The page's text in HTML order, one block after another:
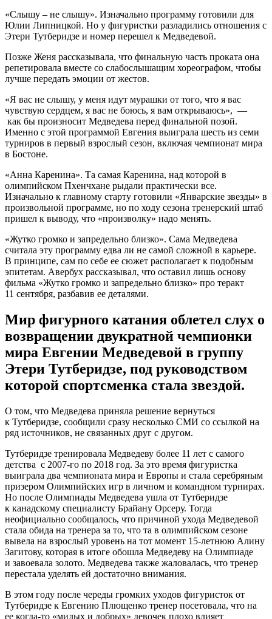
«Слышу – не слышу». Изначально программу готовили для
Юлии Липницкой. Но у фигуристки разладились отношения с
Этери Тутберидзе и номер перешел к Медведевой.
Позже Женя рассказывала, что финальную часть проката она
репетировала вместе со слабослышащим хореографом, чтобы
лучше передать эмоции от жестов.
«Я вас не слышу, у меня идут мурашки от того, что я вас
чувствую сердцем, я вас не боюсь, я вам открываюсь», —
как бы произносит Медведева перед финальной позой.
Именно с этой программой Евгения выиграла шесть из семи
турниров в первый взрослый сезон, включая чемпионат мира
в Бостоне.
«Анна Каренина». Та самая Каренина, над которой в
олимпийском Пхенчхане рыдали практически все.
Изначально к главному старту готовили «Январские звезды» в
произвольной программе, но по ходу сезона тренерский штаб
пришел к выводу, что «произволку» надо менять.
«Жутко громко и запредельно близко». Сама Медведева
считала эту программу едва ли не самой сложной в карьере.
В принципе, сам по себе ее сюжет располагает к подобным
эпитетам. Авербух рассказывал, что оставил лишь основу
фильма «Жутко громко и запредельно близко» про теракт
11 сентября, разбавив ее деталями.
Мир фигурного катания облетел слух о
возвращении двукратной чемпионки
мира Евгении Медведевой в группу
Этери Тутберидзе, под руководством
которой спортсменка стала звездой.
О том, что Медведева приняла решение вернуться
к Тутберидзе, сообщили сразу несколько СМИ со ссылкой на
ряд источников, не связанных друг с другом.
Тутберидзе тренировала Медведеву более 11 лет с самого
детства с 2007-го по 2018 год. За это время фигуристка
выиграла два чемпионата мира и Европы и стала серебряным
призером Олимпийских игр в личном и командном турнирах.
Но после Олимпиады Медведева ушла от Тутберидзе
к канадскому специалисту Брайану Орсеру. Тогда
неофициально сообщалось, что причиной ухода Медведевой
стала обида на тренера за то, что та в олимпийском сезоне
вывела на взрослый уровень на тот момент 15-летнюю Алину
Загитову, которая в итоге обошла Медведеву на Олимпиаде
и завоевала золото. Медведева также жаловалась, что тренер
перестала уделять ей достаточно внимания.
В этом году после череды громких уходов фигуристок от
Тутберидзе к Евгению Плющенко тренер посетовала, что на
ее когда-то «милых и добрых» девочек плохо влияет